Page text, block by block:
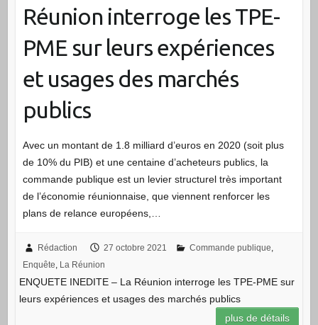
Réunion interroge les TPE-
PME sur leurs expériences
et usages des marchés
publics
Avec un montant de 1.8 milliard d’euros en 2020 (soit plus
de 10% du PIB) et une centaine d’acheteurs publics, la
commande publique est un levier structurel très important
de l’économie réunionnaise, que viennent renforcer les
plans de relance européens,…
Rédaction 27 octobre 2021 Commande publique,
Enquête, La Réunion
ENQUETE INEDITE – La Réunion interroge les TPE-PME sur
leurs expériences et usages des marchés publics
plus de détails